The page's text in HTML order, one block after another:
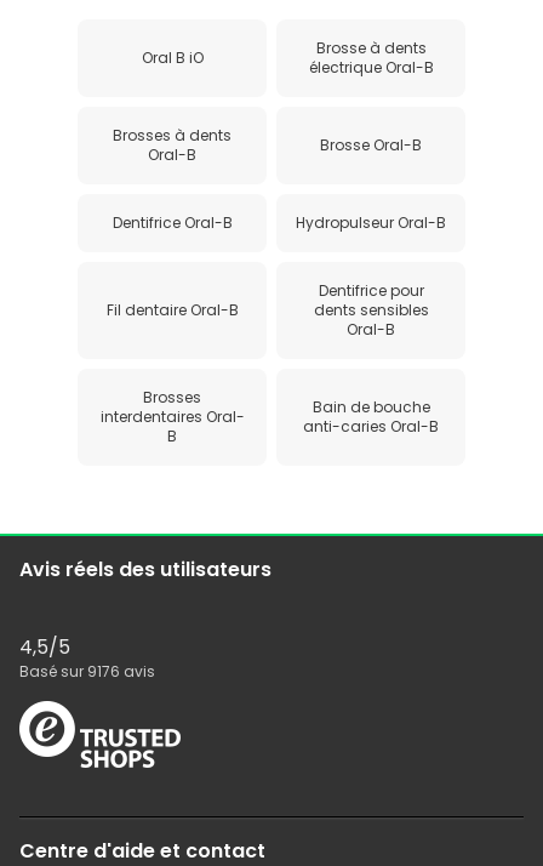
Oral B iO
Brosse à dents
électrique Oral-B
Brosses à dents
Oral-B
Brosse Oral-B
Dentifrice Oral-B Hydropulseur Oral-B
Fil dentaire Oral-B
Dentifrice pour
dents sensibles
Oral-B
Brosses
interdentaires Oral-
B
Bain de bouche
anti-caries Oral-B
Avis réels des utilisateurs
4,5/5
Basé sur 9176 avis
Centre d'aide et contact